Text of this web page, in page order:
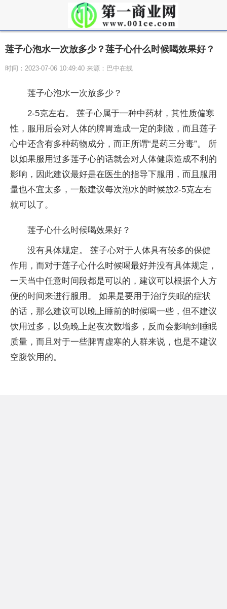
莲子心泡水一次放多少？莲子心什么时候喝效果好？
时间：2023-07-06 10:49:40 来源：巴中在线
莲子心泡水一次放多少？
2-5克左右。 莲子心属于一种中药材，其性质偏寒
性，服用后会对人体的脾胃造成一定的刺激，而且莲子
心中还含有多种药物成分，而正所谓“是药三分毒”。 所
以如果服用过多莲子心的话就会对人体健康造成不利的
影响，因此建议最好是在医生的指导下服用，而且服用
量也不宜太多，一般建议每次泡水的时候放2-5克左右
就可以了。
莲子心什么时候喝效果好？
没有具体规定。 莲子心对于人体具有较多的保健
作用，而对于莲子心什么时候喝最好并没有具体规定，
一天当中任意时间段都是可以的，建议可以根据个人方
便的时间来进行服用。 如果是要用于治疗失眠的症状
的话，那么建议可以晚上睡前的时候喝一些，但不建议
饮用过多，以免晚上起夜次数增多，反而会影响到睡眠
质量，而且对于一些脾胃虚寒的人群来说，也是不建议
空腹饮用的。